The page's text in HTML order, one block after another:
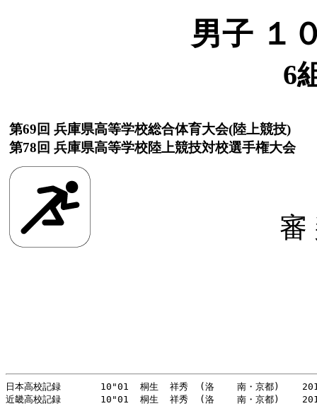
男子 １
6
第69回 兵庫県高等学校総合体育大会(陸上競技)
第78回 兵庫県高等学校陸上競技対校選手権大会
日本高校記録       10"01  桐生  祥秀  (洛    南・京都)
近畿高校記録       10"01  桐生  祥秀  (洛    南・京都)